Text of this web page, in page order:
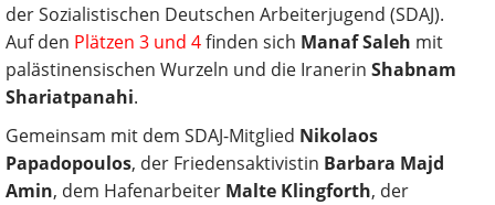
der Sozialistischen Deutschen Arbeiterjugend (SDAJ).
Auf den Plätzen 3 und 4finden sich Manaf Saleh mit
palästinensischen Wurzeln und die Iranerin Shabnam
Shariatpanahi.
Gemeinsam mit dem SDAJ-Mitglied Nikolaos
Papadopoulos, der Friedensaktivistin Barbara Majd
Amin, dem Hafenarbeiter Malte Klingforth, der